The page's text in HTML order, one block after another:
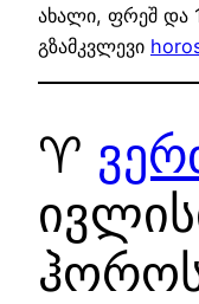
ახალი, ფრეშ და
გზამკვლევი
♈